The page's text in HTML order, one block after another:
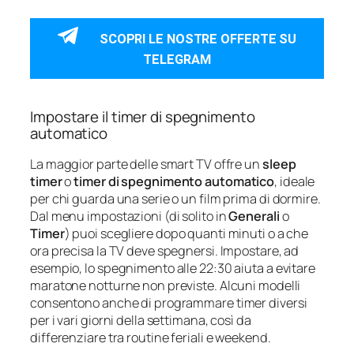
SCOPRI LE NOSTRE OFFERTE SU
TELEGRAM
Impostare il timer di spegnimento
automatico
La maggior parte delle smart TV offre unsleep
timerotimer di spegnimento automatico, ideale
per chi guarda una serie o un film prima di dormire.
Dal menu impostazioni (di solito inGeneralio
Timer) puoi scegliere dopo quanti minuti o a che
ora precisa la TV deve spegnersi. Impostare, ad
esempio, lo spegnimento alle 22:30 aiuta a evitare
maratone notturne non previste. Alcuni modelli
consentono anche di programmare timer diversi
per i vari giorni della settimana, così da
differenziare tra routine feriali e weekend.